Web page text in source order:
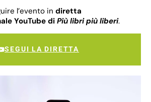
l’evento in diretta
YouTube di Più libri più liberi.
SEGUI LA DIRETTA